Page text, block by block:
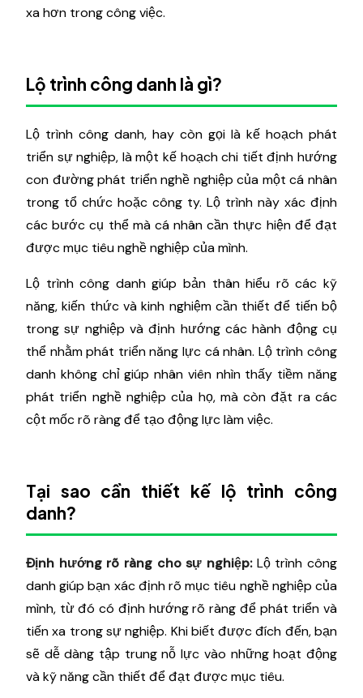
xa hơn trong công việc.
Lộ trình công danh là gì?
Lộ trình công danh, hay còn gọi là kế hoạch phát
triển sự nghiệp, là một kế hoạch chi tiết định hướng
con đường phát triển nghề nghiệp của một cá nhân
trong tổ chức hoặc công ty. Lộ trình này xác định
các bước cụ thể mà cá nhân cần thực hiện để đạt
được mục tiêu nghề nghiệp của mình.
Lộ trình công danh giúp bản thân hiểu rõ các kỹ
năng, kiến thức và kinh nghiệm cần thiết để tiến bộ
trong sự nghiệp và định hướng các hành động cụ
thể nhằm phát triển năng lực cá nhân. Lộ trình công
danh không chỉ giúp nhân viên nhìn thấy tiềm năng
phát triển nghề nghiệp của họ, mà còn đặt ra các
cột mốc rõ ràng để tạo động lực làm việc.
Tại sao cần thiết kế lộ trình công
danh?
Định hướng rõ ràng cho sự nghiệp:Lộ trình công
danh giúp bạn xác định rõ mục tiêu nghề nghiệp của
mình, từ đó có định hướng rõ ràng để phát triển và
tiến xa trong sự nghiệp. Khi biết được đích đến, bạn
sẽ dễ dàng tập trung nỗ lực vào những hoạt động
và kỹ năng cần thiết để đạt được mục tiêu.